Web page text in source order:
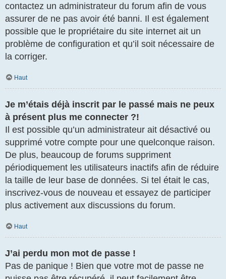
contactez un administrateur du forum afin de vous
assurer de ne pas avoir été banni. Il est également
possible que le propriétaire du site internet ait un
problème de configuration et qu’il soit nécessaire de
la corriger.
Haut
Je m’étais déjà inscrit par le passé mais ne peux
à présent plus me connecter ?!
Il est possible qu’un administrateur ait désactivé ou
supprimé votre compte pour une quelconque raison.
De plus, beaucoup de forums suppriment
périodiquement les utilisateurs inactifs afin de réduire
la taille de leur base de données. Si tel était le cas,
inscrivez-vous de nouveau et essayez de participer
plus activement aux discussions du forum.
Haut
J’ai perdu mon mot de passe !
Pas de panique ! Bien que votre mot de passe ne